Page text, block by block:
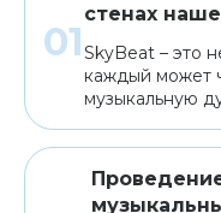
стенах
SkyBeat – это
каждый может
музыкальную